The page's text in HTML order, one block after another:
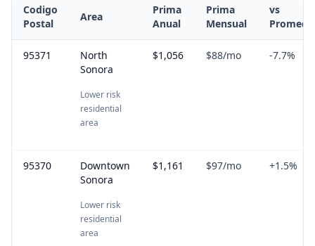
Codigo
Postal
Area
Prima
Anual
Prima
Mensual
vs
95371
North
Sonora
Lower risk
residential
area
$1,056 $88/mo -7.7%
95370
Downtown
Sonora
Lower risk
residential
area
$1,161 $97/mo +1.5%